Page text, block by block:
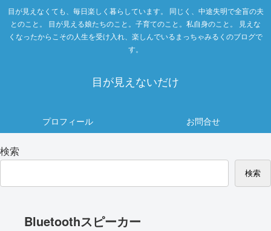
目が見えなくても、毎日楽しく暮らしています。 同じく、中途失明で全盲の夫
とのこと。 目が見える娘たちのこと。子育てのこと。私自身のこと。 見えな
くなったからこその人生を受け入れ、楽しんでいるまっちゃみるくのブログで
す。
目が見えないだけ
プロフィール お問合せ
検索
検索
Bluetoothスピーカー